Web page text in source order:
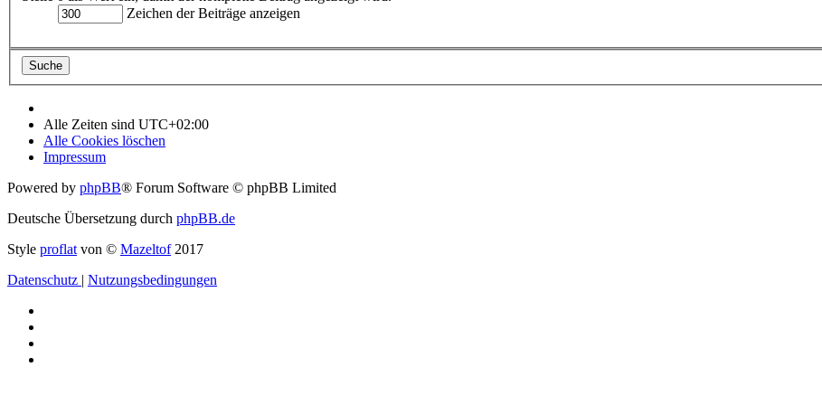
Zeichen der Beiträge anzeigen
Alle Zeiten sind UTC+02:00
Alle Cookies löschen
Impressum
Powered by phpBB® Forum Software © phpBB Limited
Deutsche Übersetzung durch phpBB.de
Style proflat von © Mazeltof2017
Datenschutz | Nutzungsbedingungen